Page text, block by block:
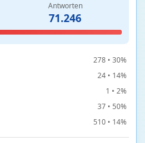
Antworten
71.246
96 • 11%
80 • 42%
278 • 30%
24 • 14%
1 • 2%
37 • 50%
510 • 14%